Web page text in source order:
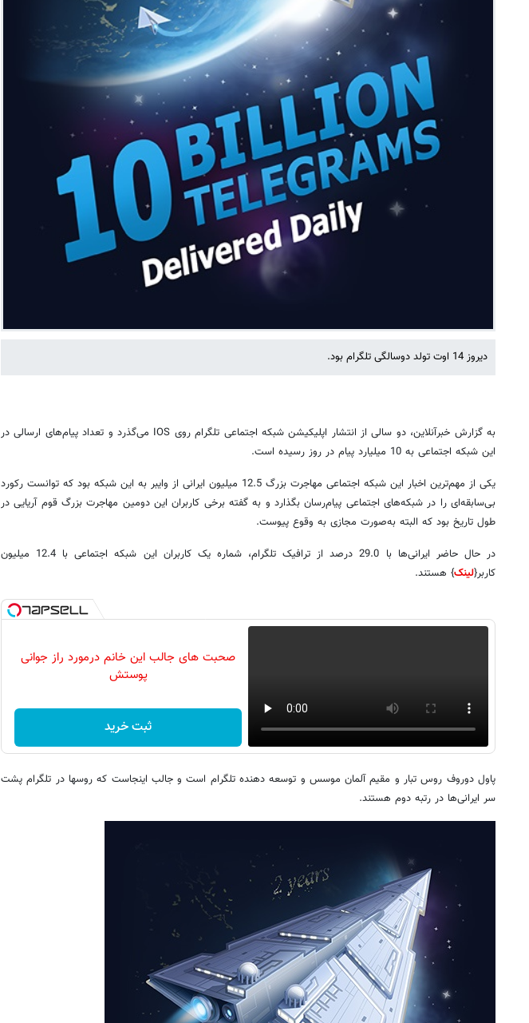
دیروز 14 اوت تولد دوسالگی تلگرام بود.
به گزارش خبرآنلاین، دو سالی از انتشار اپلیکیشن شبکه اجتماعی تلگرام روی IOS می‌گذرد و تعداد پیام‌های ارسالی در
این شبکه اجتماعی به 10 میلیارد پیام در روز رسیده است.
یکی از مهم‌ترین اخبار این شبکه اجتماعی مهاجرت بزرگ 12.5 میلیون ایرانی از وایبر به این شبکه بود که توانست رکورد
بی‌سابقه‌ای را در شبکه‌های اجتماعی پیام‌رسان بگذارد و به گفته برخی کاربران این دومین مهاجرت بزرگ قوم آریایی در
طول تاریخ بود که البته به‌صورت مجازی به وقوع پیوست.
در حال حاضر ایرانی‌ها با 29.0 درصد از ترافیک تلگرام، شماره یک کاربران این شبکه اجتماعی با 12.4 میلیون
کاربر{لینک} هستند.
صحبت های جالب این خانم درمورد راز جوانی
پوستش
ثبت خرید
پاول دوروف روس تبار و مقیم آلمان موسس و توسعه دهنده تلگرام است و جالب اینجاست که روسها در تلگرام پشت
سر ایرانی‌ها در رتبه دوم هستند.